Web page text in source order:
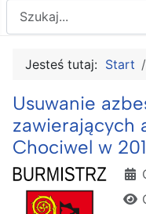
Jesteś tutaj: Start
Usuwanie
zawierających
Chociwel w